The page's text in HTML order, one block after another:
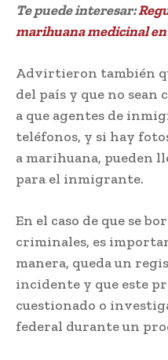
Te puede interesar:
marihuana medicinal
Advirtieron también
del país y que no sean
a que agentes de
teléfonos, y si hay
a marihuana, pueden
para el inmigrante.
En el caso de que se
criminales, es
manera, queda un
incidente y que este
cuestionado o
federal durante un